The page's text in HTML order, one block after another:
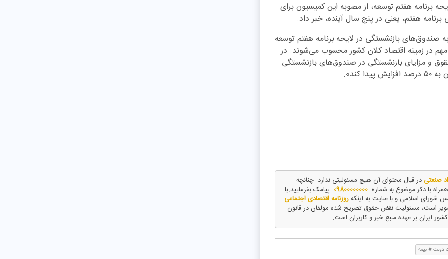
برنامه هفتم توسعه، از مصوبه این کمیسیون برای
هفتم، یعنی در پنج سال آینده، خبر داد.
صندوق‌های بازنشستگی در لایحه برنامه هفتم توسعه
در زمینه اقتصاد کلان کشور محسوب می‌شوند. در
حقوق و مزایای بازنشستگی در صندوق‌های بازنشستگی
صنعتی در قبال محتوای آن هیچ مسئولیتی ندارد. چنانچه
با ذکر موضوع به شماره
پیامک بفرمایید.با
روزنامه اقتصادی اجتماعی
است، مسئولیت نقض حقوق تصریح شده مولفان در قانون
ایران بر عهده منبع خبر و کاربران است.
دولت # بیمه